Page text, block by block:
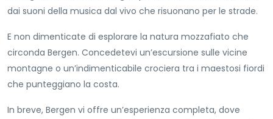
dai suoni della musica dal vivo che risuonano per le strade.
E non dimenticate di esplorare la natura mozzafiato che
circonda Bergen. Concedetevi un’escursione sulle vicine
montagne o un’indimenticabile crociera tra i maestosi fiordi
che punteggiano la costa.
In breve, Bergen vi offre un’esperienza completa, dove